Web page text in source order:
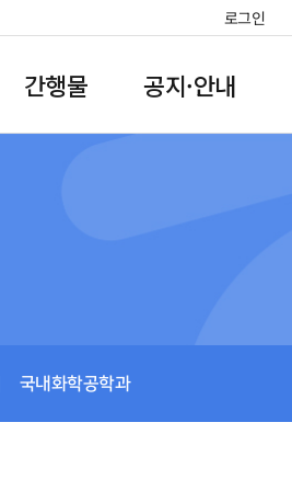
로그인
간행물 공지·안내
국내화학공학과